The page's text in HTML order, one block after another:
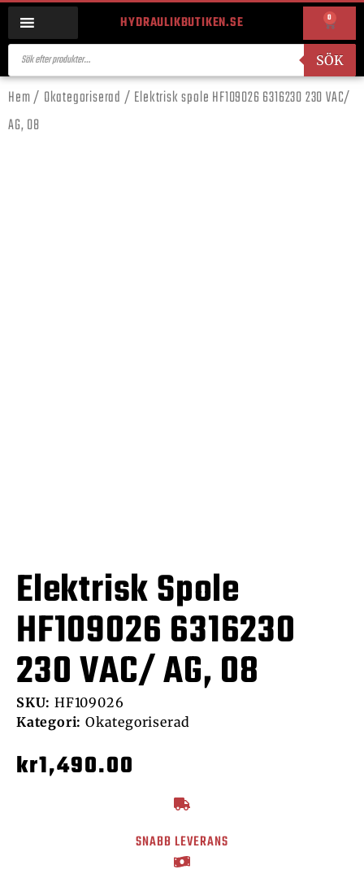
HYDRAULIKBUTIKEN.SE 0
SÖK
Hem/ Okategoriserad / Elektrisk spole HF109026 6316230 230 VAC/
AG, 08
Elektrisk Spole
HF109026 6316230
230 VAC/ AG, 08
SKU: HF109026
Kategori: Okategoriserad
kr1,490.00
SNABB LEVERANS